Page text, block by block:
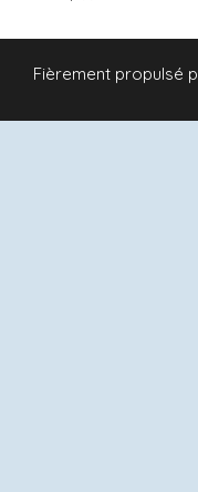
Fièrement propulsé